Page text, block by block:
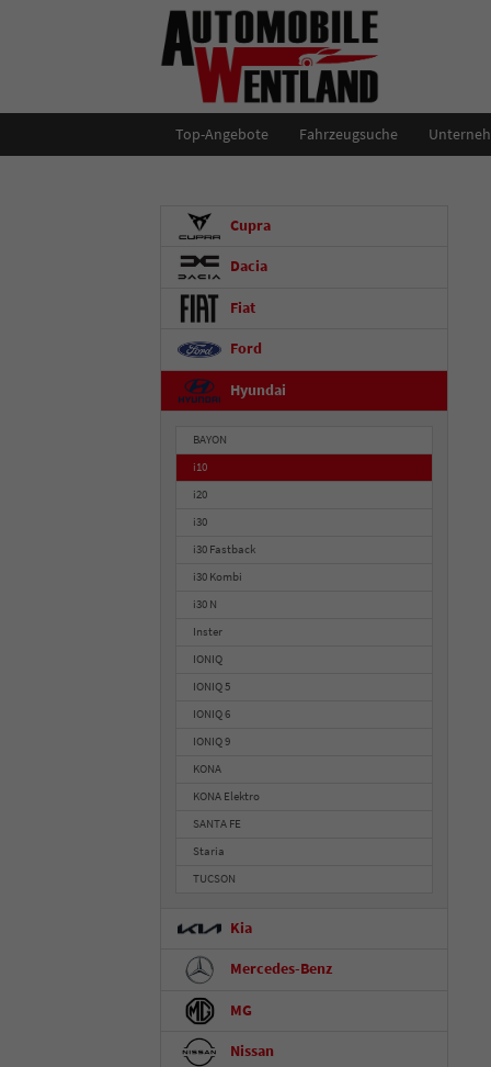
Top-Angebote Fahrzeugsuche
Cupra
Dacia
Fiat
Ford
Hyundai
BAYON
i10
i20
i30
i30 Fastback
i30 Kombi
i30 N
Inster
IONIQ
IONIQ 5
IONIQ 6
IONIQ 9
KONA
KONA Elektro
SANTA FE
Staria
TUCSON
Kia
Mercedes-Benz
MG
Nissan